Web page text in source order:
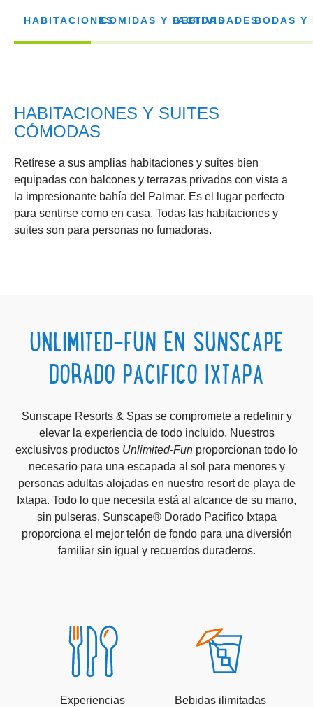
HABITACIONESCOMIDAS Y BEBIDAS
ACTIVIDADESBODAS Y
HABITACIONES Y SUITES
CÓMODAS
Retírese a sus amplias habitaciones y suites bien
equipadas con balcones y terrazas privados con vista a
la impresionante bahía del Palmar. Es el lugar perfecto
para sentirse como en casa. Todas las habitaciones y
suites son para personas no fumadoras.
UNLIMITED-FUN EN SUNSCAPE
DORADO PACIFICO IXTAPA
Sunscape Resorts & Spas se compromete a redefinir y
elevar la experiencia de todo incluido. Nuestros
exclusivos productos Unlimited-Fun proporcionan todo lo
necesario para una escapada al sol para menores y
personas adultas alojadas en nuestro resort de playa de
Ixtapa. Todo lo que necesita está al alcance de su mano,
sin pulseras. Sunscape® Dorado Pacifico Ixtapa
proporciona el mejor telón de fondo para una diversión
familiar sin igual y recuerdos duraderos.
Experiencias
Bebidas ilimitadas